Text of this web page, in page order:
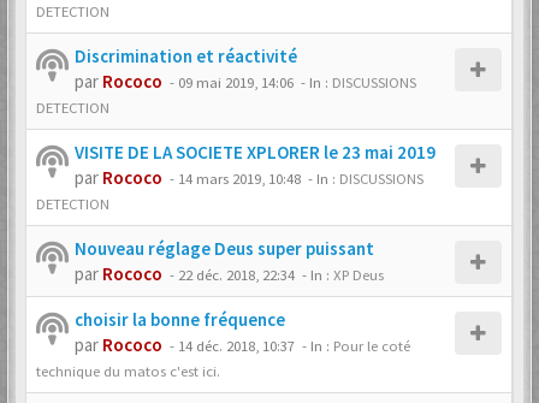
DETECTION
Discrimination et réactivité
par Rococo - 09 mai 2019, 14:06 - In : DISCUSSIONS
DETECTION
VISITE DE LA SOCIETE XPLORER le 23 mai 2019
par Rococo - 14 mars 2019, 10:48 - In : DISCUSSIONS
DETECTION
Nouveau réglage Deus super puissant
par Rococo - 22 déc. 2018, 22:34 - In : XP Deus
choisir la bonne fréquence
par Rococo - 14 déc. 2018, 10:37 - In : Pour le coté
technique du matos c'est ici.